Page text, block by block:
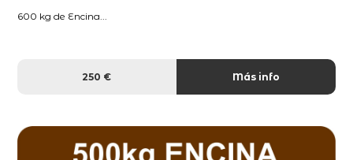
600 kg de Encina...
250 € Más info